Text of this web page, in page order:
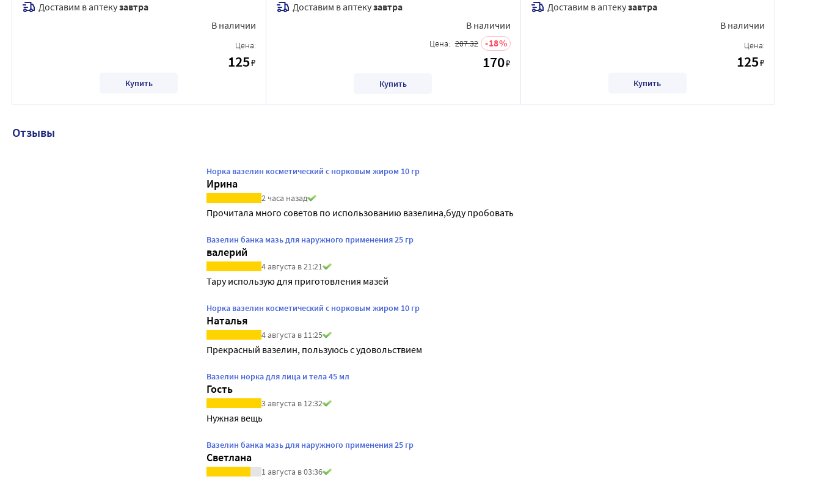
Доставим в аптекузавтра
В наличии
Цена:
125₽
Купить
Доставим в аптекузавтра
В наличии
Цена: 207.32 18
170₽
Купить
Доставим в аптекузавтра
В наличии
Цена:
125₽
Купить
Отзывы
Норка вазелин косметический с норковым жиром 10 гр
Ирина
2 часа назад
Прочитала много советов по использованию вазелина,буду пробовать
Вазелин банка мазь для наружного применения 25 гр
валерий
4 августа в 21:21
Тару использую для приготовления мазей
Норка вазелин косметический с норковым жиром 10 гр
Наталья
4 августа в 11:25
Прекрасный вазелин, пользуюсь с удовольствием
Вазелин норка для лица и тела 45 мл
Гость
3 августа в 12:32
Нужная вещь
Вазелин банка мазь для наружного применения 25 гр
Светлана
1 августа в 03:36